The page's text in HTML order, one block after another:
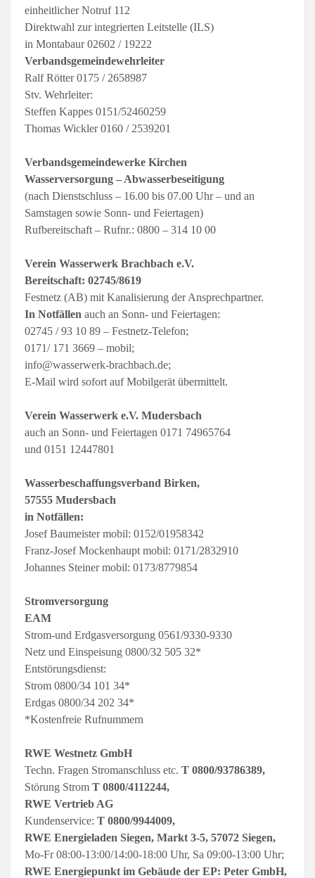
einheitlicher Notruf 112
Direktwahl zur integrierten Leitstelle (ILS)
in Montabaur 02602 / 19222
Verbandsgemeindewehrleiter
Ralf Rötter 0175 / 2658987
Stv. Wehrleiter:
Steffen Kappes 0151/52460259
Thomas Wickler 0160 / 2539201
Verbandsgemeindewerke Kirchen
Wasserversorgung – Abwasserbeseitigung
(nach Dienstschluss – 16.00 bis 07.00 Uhr – und an
Samstagen sowie Sonn- und Feiertagen)
Rufbereitschaft – Rufnr.: 0800 – 314 10 00
Verein Wasserwerk Brachbach e.V.
Bereitschaft: 02745/8619
Festnetz (AB) mit Kanalisierung der Ansprechpartner.
In Notfällen auch an Sonn- und Feiertagen:
02745 / 93 10 89 – Festnetz-Telefon;
0171/ 171 3669 – mobil;
info@wasserwerk-brachbach.de;
E-Mail wird sofort auf Mobilgerät übermittelt.
Verein Wasserwerk e.V. Mudersbach
auch an Sonn- und Feiertagen 0171 74965764
und 0151 12447801
Wasserbeschaffungsverband Birken,
57555 Mudersbach
in Notfällen:
Josef Baumeister mobil: 0152/01958342
Franz-Josef Mockenhaupt mobil: 0171/2832910
Johannes Steiner mobil: 0173/8779854
Stromversorgung
EAM
Strom-und Erdgasversorgung 0561/9330-9330
Netz und Einspeisung 0800/32 505 32*
Entstörungsdienst:
Strom 0800/34 101 34*
Erdgas 0800/34 202 34*
*Kostenfreie Rufnummern
RWE Westnetz GmbH
Techn. Fragen Stromanschluss etc. T 0800/93786389,
Störung Strom T 0800/4112244,
RWE Vertrieb AG
Kundenservice: T 0800/9944009,
RWE Energieladen Siegen, Markt 3-5, 57072 Siegen,
Mo-Fr 08:00-13:00/14:00-18:00 Uhr, Sa 09:00-13:00 Uhr;
RWE Energiepunkt im Gebäude der EP: Peter GmbH,